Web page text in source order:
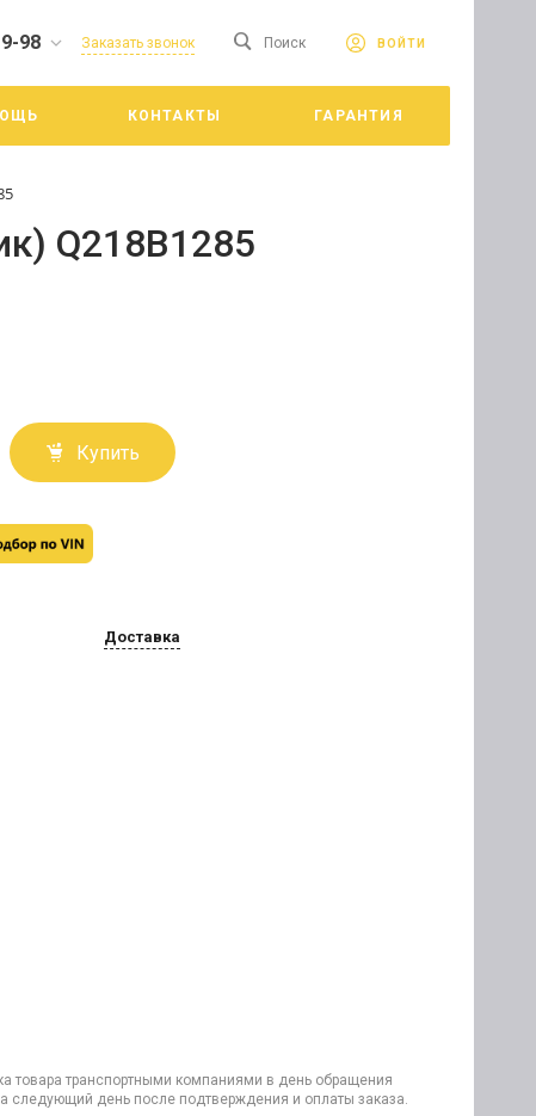
Продолжая
Принять
98 Заказать звонок Поиск ВОЙТИ
КОНТАКТЫ ГАРАНТИЯ
Q218B1285
Купить
Доставка
товара транспортными компаниями в день обращения
следующий день после подтверждения и оплаты заказа.